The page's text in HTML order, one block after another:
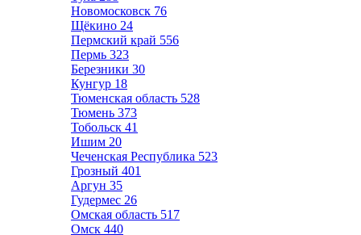
Новомосковск 76
Щёкино 24
Пермский край 556
Пермь 323
Березники 30
Кунгур 18
Тюменская область 528
Тюмень 373
Тобольск 41
Ишим 20
Чеченская Республика 523
Грозный 401
Аргун 35
Гудермес 26
Омская область 517
Омск 440